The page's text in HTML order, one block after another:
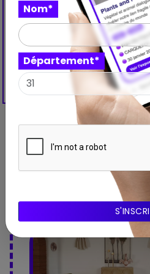
Découvrez
expositions
Nom*
Département*